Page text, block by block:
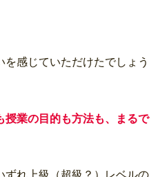
感じていただけたでしょう
授業の目的も方法も、まるで